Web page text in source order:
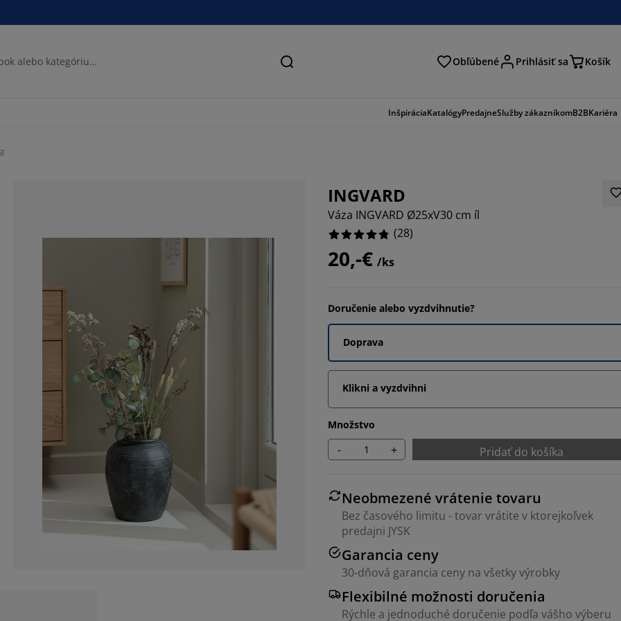
Hľadať Obľúbené Prihlásiť sa Košík
InšpiráciaKatalógyPredajneSlužby zákazníkomB2BKariéra
INGVARD
Váza INGVARD Ø25xV30 cm íl
(28)
20,-€ /ks
Doručenie alebo vyzdvihnutie?
Doprava
Klikni a vyzdvihni
Množstvo
- + Pridať do košíka
Neobmezené vrátenie tovaru
Bez časového limitu - tovar vrátite v ktorejkoľvek
predajni JYSK
Garancia ceny
30-dňová garancia ceny na všetky výrobky
Flexibilné možnosti doručenia
Rýchle a jednoduché doručenie podľa vášho výberu
3.571428571428571%
3.571428571428571%